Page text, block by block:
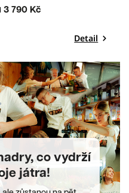
3 790 Kč
Detail
co vydrží
játra!